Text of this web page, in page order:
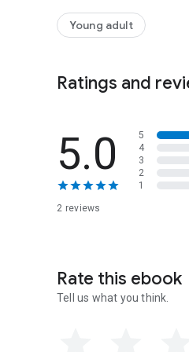
- Rahasia Tes TOEFL
- TOEFL Overview
- Latihan Soal-Soal
Young adult
Ratings and
5.0
2 reviews
5
4
3
2
1
Rate this ebook
Tell us what you think.